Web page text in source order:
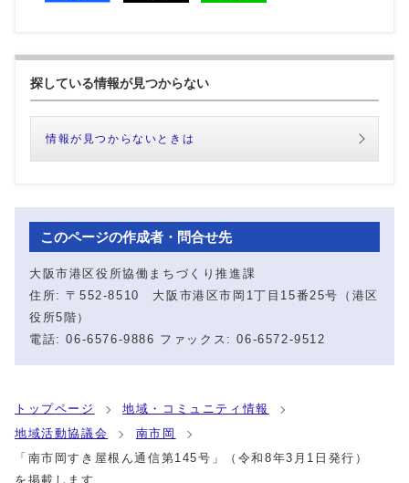
探している情報が見つからない
情報が見つからないときは
このページの作成者・問合せ先
大阪市港区役所協働まちづくり推進課
住所: 〒552-8510 大阪市港区市岡1丁目15番25号（港区
役所5階）
電話: 06-6576-9886 ファックス: 06-6572-9512
トップページ
地域・コミュニティ情報
地域活動協議会
南市岡
「南市岡すき屋根ん通信第145号」（令和8年3月1日発行）
を掲載します